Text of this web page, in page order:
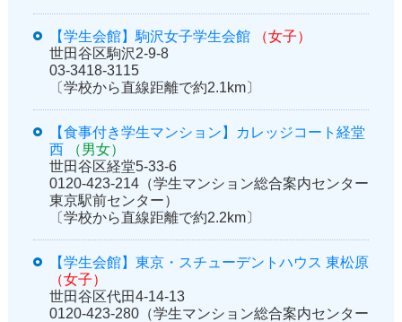
【学生会館】駒沢女子学生会館
（女子）
世田谷区駒沢2-9-8
03-3418-3115
〔学校から直線距離で約2.1km〕
【食事付き学生マンション】カレッジコート経堂
西
（男女）
世田谷区経堂5-33-6
0120-423-214（学生マンション総合案内センター
東京駅前センター）
〔学校から直線距離で約2.2km〕
【学生会館】東京・スチューデントハウス 東松原
（女子）
世田谷区代田4-14-13
0120-423-280（学生マンション総合案内センター